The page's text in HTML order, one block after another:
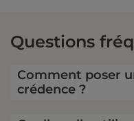
Associations
crédence
Questions
Comment poser
crédence ?